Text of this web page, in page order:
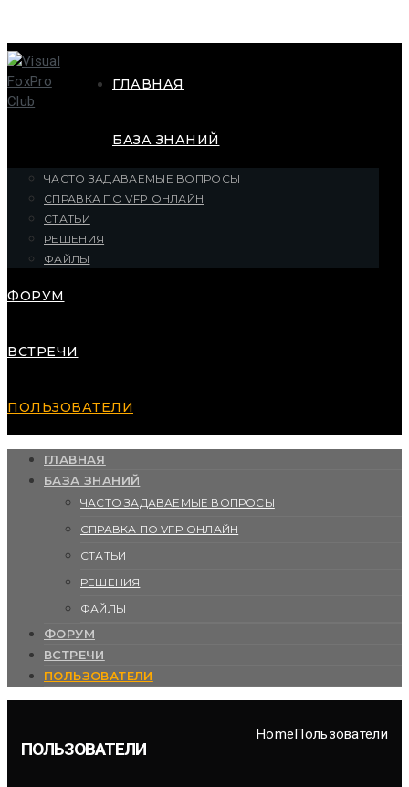
ГЛАВНАЯ
БАЗА ЗНАНИЙ
ЧАСТО ЗАДАВАЕМЫЕ ВОПРОСЫ
СПРАВКА ПО VFP ОНЛАЙН
СТАТЬИ
РЕШЕНИЯ
ФАЙЛЫ
ФОРУМ
ВСТРЕЧИ
ПОЛЬЗОВАТЕЛИ
ГЛАВНАЯ
БАЗА ЗНАНИЙ
ЧАСТО ЗАДАВАЕМЫЕ ВОПРОСЫ
СПРАВКА ПО VFP ОНЛАЙН
СТАТЬИ
РЕШЕНИЯ
ФАЙЛЫ
ФОРУМ
ВСТРЕЧИ
ПОЛЬЗОВАТЕЛИ
HomeПользователи
ПОЛЬЗОВАТЕЛИ